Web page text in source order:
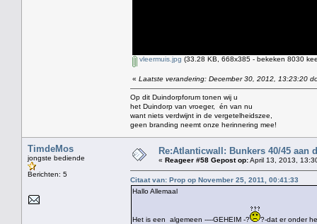
vleermuis.jpg (33.28 KB, 668x385 - bekeken 8030
« Laatste verandering: December 30, 2012, 13:23:20
Op dit Duindorpforum tonen wij u
het Duindorp van vroeger, én van nu
want niets verdwijnt in de vergetelheidszee,
geen branding neemt onze herinnering mee!
TimdeMos
jongste bediende
Berichten: 5
Re:Atlanticwall: Bunkers 40/45 aan
« Reageer #58 Gepost op:April 13, 2013,
Citaat van: Prop op November 25, 2011, 00:41:33
Hallo Allemaal
Het is een algemeen ----GEHEIM -?
?-dat er onder